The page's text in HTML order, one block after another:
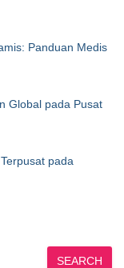
Panduan Medis
Global pada Pusat
pada
SEARCH